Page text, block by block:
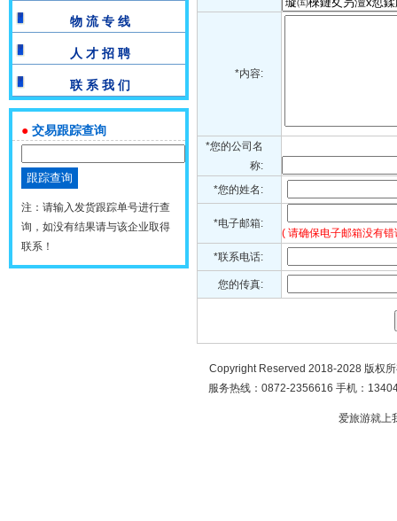
物 流 专 线
人 才 招 聘
联 系 我 们
● 交易跟踪查询
注：请输入发货跟踪单号进行查
询，如没有结果请与该企业取得
联系！
*内容:
*您的公司名
称:
*您的姓名:
*电子邮箱:
( 请确保电子邮箱没有
*联系电话:
您的传真:
Copyright Reserved 2018-2028 版权
服务热线：0872-2356616 手机：
爱旅游就上